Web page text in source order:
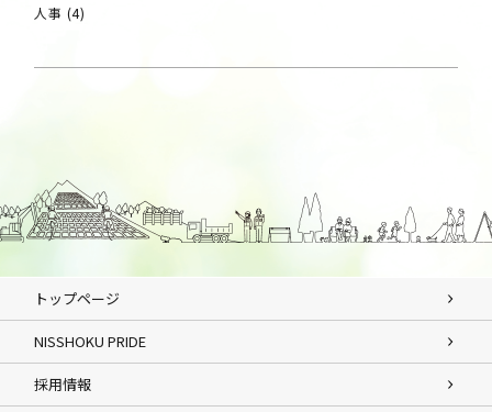
人事 (4)
トップページ
NISSHOKU PRIDE
採用情報